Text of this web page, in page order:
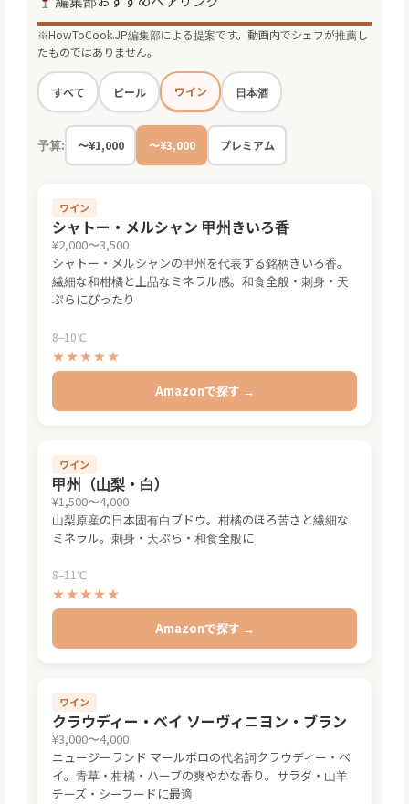
※HowToCook.JP編集部による提案です。動画内でシェフが推薦し
たものではありません。
すべて ビール ワイン 日本酒
予算: 〜¥1,000 〜¥3,000 プレミアム
ワイン
シャトー・メルシャン 甲州きいろ香
¥2,000〜3,500
シャトー・メルシャンの甲州を代表する銘柄きいろ香。
繊細な和柑橘と上品なミネラル感。和食全般・刺身・天
ぷらにぴったり
8–10℃
★★★★★
Amazonで探す →
ワイン
甲州（山梨・白）
¥1,500〜4,000
山梨原産の日本固有白ブドウ。柑橘のほろ苦さと繊細な
ミネラル。刺身・天ぷら・和食全般に
8–11℃
★★★★★
Amazonで探す →
ワイン
クラウディー・ベイ ソーヴィニヨン・ブラン
¥3,000〜4,000
ニュージーランド マールボロの代名詞クラウディー・ベ
イ。青草・柑橘・ハーブの爽やかな香り。サラダ・山羊
チーズ・シーフードに最適